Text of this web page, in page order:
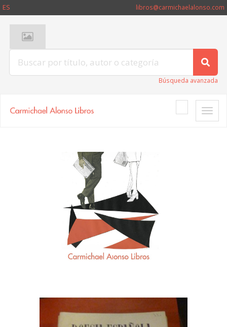
ES libros@carmichaelalonso.com
Búsqueda avanzada
Toggle